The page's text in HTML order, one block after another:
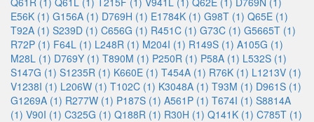
E56K (1) G156A (1) D769H (1) E1784K (1) G98T (1) Q65E (1)
T92A (1) S239D (1) C656G (1) R451C (1) G73C (1) G5665T (1)
R72P (1) F64L (1) L248R (1) M204I (1) R149S (1) A105G (1)
M28L (1) D769Y (1) T890M (1) P250R (1) P58A (1) L532S (1)
S147G (1) S1235R (1) K660E (1) T454A (1) R76K (1) L1213V (1)
V1238I (1) L206W (1) T102C (1) K3048A (1) T93M (1) D961S (1)
G1269A (1) R277W (1) P187S (1) A561P (1) T674I (1) S8814A
(1) V90I (1) C325G (1) Q188R (1) R30H (1) Q141K (1) C785T (1)